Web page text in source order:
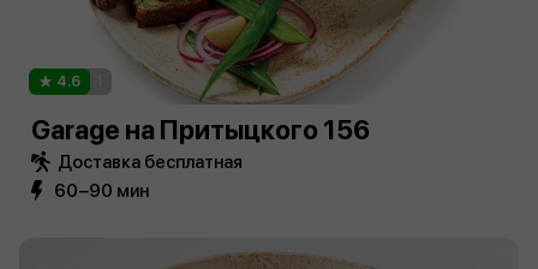
4.6
Garage на Притыцкого 156
Доставка бесплатная
60−90 мин